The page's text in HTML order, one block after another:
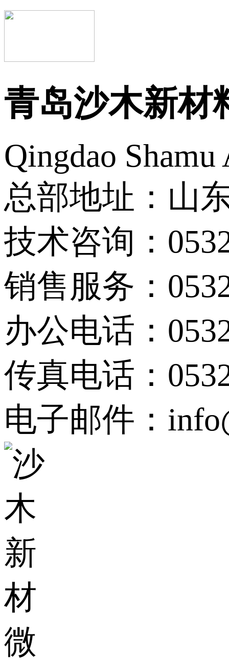
青岛沙木新材
Qingdao
总部地址：山
技术咨询：
销售服务：
办公电话：
传真电话：
电子邮件：